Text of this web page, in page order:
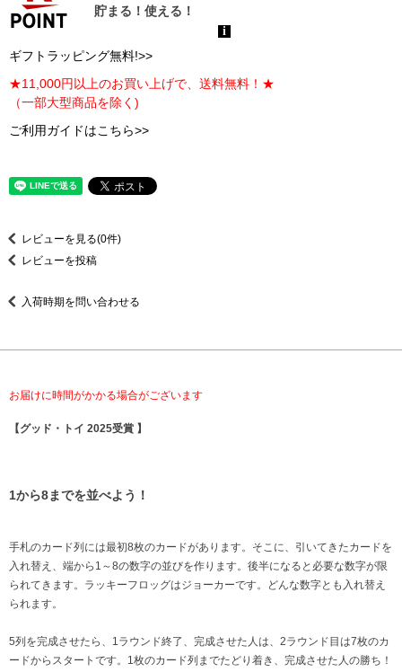
ギフトラッピング無料!>>
★11,000円以上のお買い上げで、送料無料！★
（一部大型商品を除く)
ご利用ガイドはこちら>>
レビューを見る(0件)
レビューを投稿
入荷時期を問い合わせる
お届けに時間がかかる場合がございます
【グッド・トイ 2025受賞 】
1から8までを並べよう！
手札のカード列には最初8枚のカードがあります。そこに、引いてきたカードを
入れ替え、端から1～8の数字の並びを作ります。後半になると必要な数字が限
られてきます。ラッキーフロッグはジョーカーです。どんな数字とも入れ替え
られます。
5列を完成させたら、1ラウンド終了、完成させた人は、2ラウンド目は7枚のカ
ードからスタートです。1枚のカード列までたどり着き、完成させた人の勝ち！